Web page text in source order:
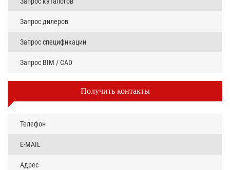
Запрос дилеров
Запрос спецификации
Запрос BIM / CAD
Получить контакты
Телефон
E-MAIL
Адрес